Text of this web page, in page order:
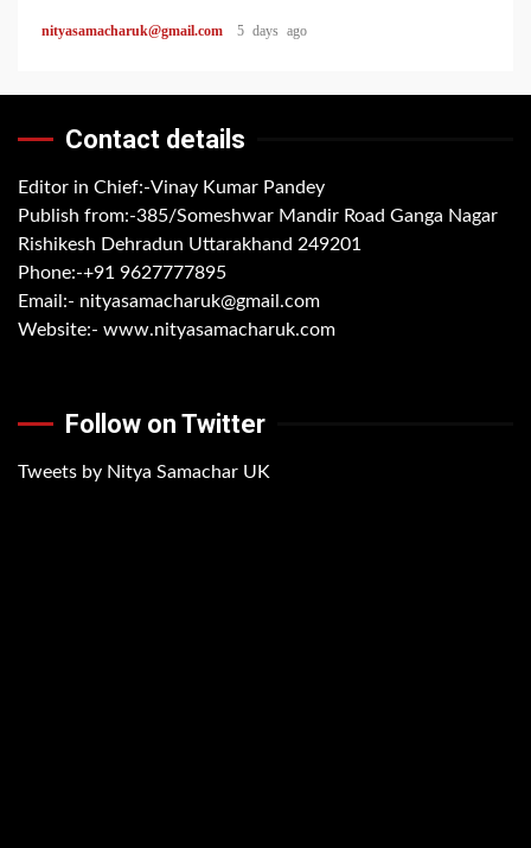
nityasamacharuk@gmail.com 5 days ago
Contact details
Editor in Chief:-Vinay Kumar Pandey
Publish from:-385/Someshwar Mandir Road Ganga Nagar
Rishikesh Dehradun Uttarakhand 249201
Phone:-+91 9627777895
Email:- nityasamacharuk@gmail.com
Website:- www.nityasamacharuk.com
Follow on Twitter
Tweets by Nitya Samachar UK